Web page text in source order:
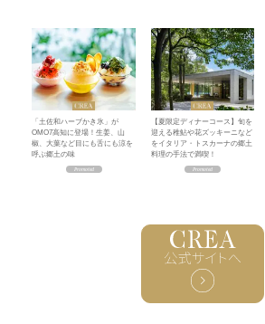
「土佐和ハーブかき氷」が
OMO7高知に登場！生姜、山
椒、大葉など目にも舌にも涼を
呼ぶ郷土の味
【夏限定ディナーコース】旬を
迎える稚鮎や花ズッキーニなど
をイタリア・トスカーナの郷土
料理の手法で満喫！